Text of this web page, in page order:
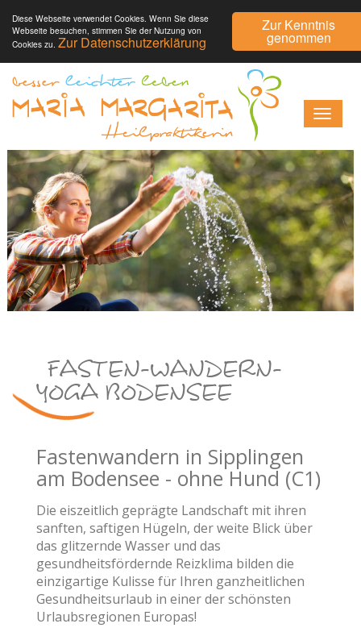
Zur Kenntnis
genommen
Diese Webseite verwendet Cookies. Wenn Sie diese
Webseite besuchen, stimmen Sie der Nutzung von
Cookies zu. Zur Datenschutzerklärung
FASTEN-WANDERN-
YOGA BODENSEE
Fastenwandern in Sipplingen
am Bodensee - ohne Hund (C1)
Die eiszeitlich geprägte Landschaft mit ihren
sanften, saftigen Hügeln, der weite Blick über
das glitzernde Wasser und das
gesundheitsfördernde Reizklima bilden die
einzigartige Kulisse für Ihren ganzheitlichen
Gesundheitsurlaub in einer der schönsten
Urlaubsregionen Europas!